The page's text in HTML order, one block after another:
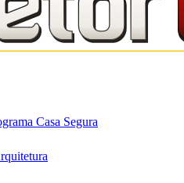
Casa Segura